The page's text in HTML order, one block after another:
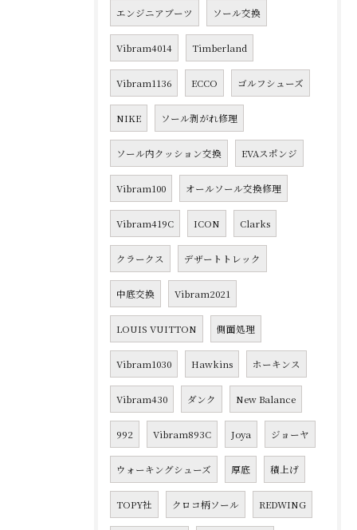
エンジニアブーツ ソール交換
Vibram4014 Timberland
Vibram1136 ECCO ゴルフシューズ
NIKE ソール剥がれ修理
ソール内クッション交換 EVAスポンジ
Vibram100 オールソール交換修理
Vibram419C ICON Clarks
クラークス デザートトレック
中底交換 Vibram2021
LOUIS VUITTON 側面処理
Vibram1030 Hawkins ホーキンス
Vibram430 ダンク New Balance
992 Vibram893C Joya ジョーヤ
ウォーキングシューズ 厚底 積上げ
TOPY社 クロコ柄ソール REDWING